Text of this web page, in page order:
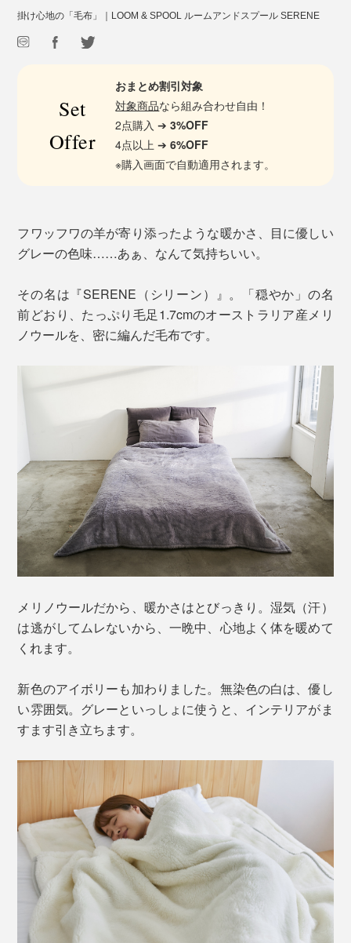
掛け心地の「毛布」｜LOOM & SPOOL ルームアンドスプール SERENE
Set
Offer
おまとめ割引対象
対象商品なら組み合わせ自由！
2点購入 ➔3%OFF
4点以上 ➔6%OFF
※購入画面で自動適用されます。
フワッフワの羊が寄り添ったような暖かさ、目に優しい
グレーの色味……あぁ、なんて気持ちいい。
その名は『SERENE（シリーン）』。「穏やか」の名
前どおり、たっぷり毛足1.7cmのオーストラリア産メリ
ノウールを、密に編んだ毛布です。
メリノウールだから、暖かさはとびっきり。湿気（汗）
は逃がしてムレないから、一晩中、心地よく体を暖めて
くれます。
新色のアイボリーも加わりました。無染色の白は、優し
い雰囲気。グレーといっしょに使うと、インテリアがま
すます引き立ちます。